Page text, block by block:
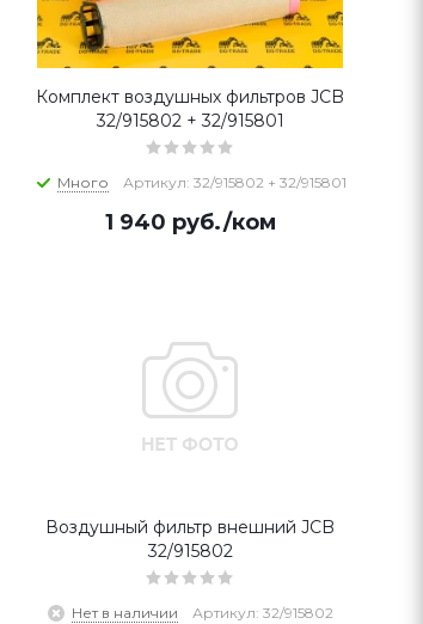
Комплект воздушных фильтров JCB
32/915802 + 32/915801
Много Артикул: 32/915802 + 32/915801
1 940 руб./ком
Воздушный фильтр внешний JCB
32/915802
Нет в наличии Артикул: 32/915802